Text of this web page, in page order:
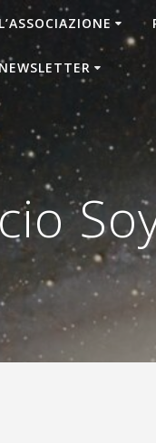
NEWSLETTER